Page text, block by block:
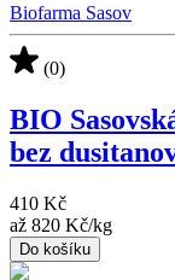
Biofarma Sasov
(0)
BIO
bez
410 Kč
až 820 Kč/kg
Do košíku